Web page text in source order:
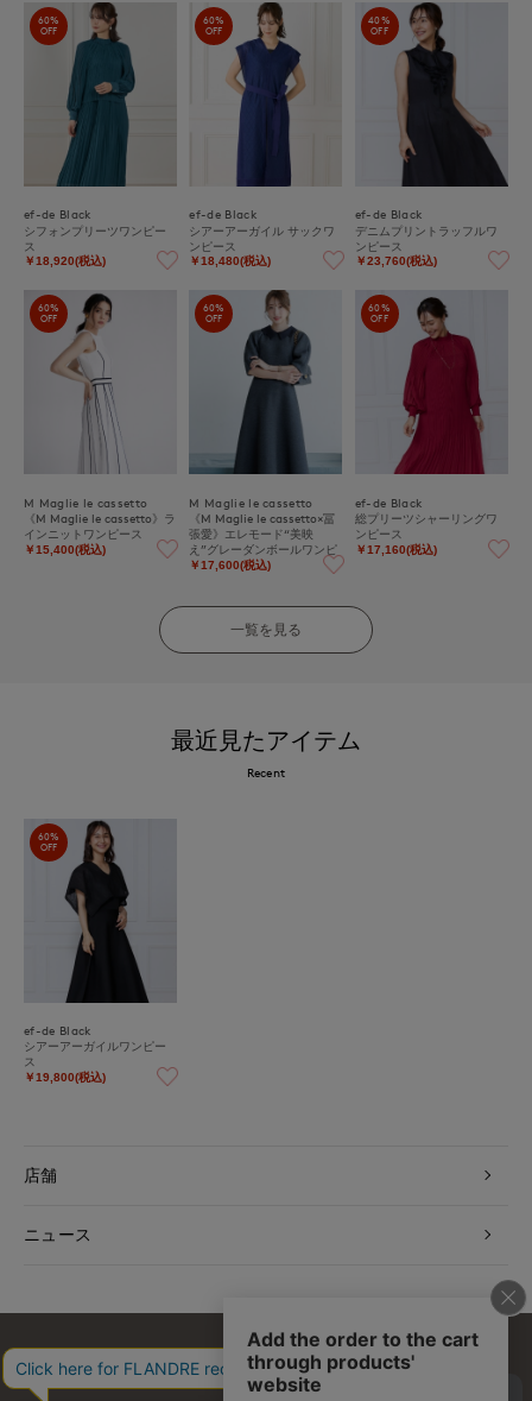
60%
OFF
ef-de Black
シフォンプリーツワンピー
ス
￥18,920(税込)
60%
OFF
ef-de Black
シアーアーガイル サックワ
ンピース
￥18,480(税込)
40%
OFF
ef-de Black
デニムプリントラッフルワ
ンピース
￥23,760(税込)
60%
OFF
M Maglie le cassetto
《M Maglie le cassetto》ラ
インニットワンピース
￥15,400(税込)
60%
OFF
M Maglie le cassetto
《M Maglie le cassetto×冨
張愛》エレモード“美映
え”グレーダンボールワンピ
ース
￥17,600(税込)
60%
OFF
ef-de Black
総プリーツシャーリングワ
ンピース
￥17,160(税込)
一覧を見る
最近見たアイテム
Recent
60%
OFF
ef-de Black
シアーアーガイルワンピー
ス
￥19,800(税込)
店舗
ニュース